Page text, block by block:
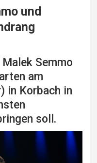
und
Semmo
am
in Korbach in
soll.